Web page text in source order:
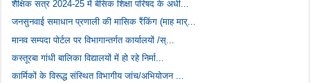
शैक्षिक सत्र 2024-25 में बेसिक शिक्षा परिषद के अधी...
जनसुनवाई समाधान प्रणाली की मासिक रैंकिंग (माह मार्...
मानव सम्पदा पोर्टल पर विभागान्तर्गत कार्यालयों /स्...
कस्तूरबा गांधी बालिका विद्यालयों में हो रहे निर्मा...
कार्मिकों के विरूद्ध संस्थित विभागीय जांच/अभियोजन ...